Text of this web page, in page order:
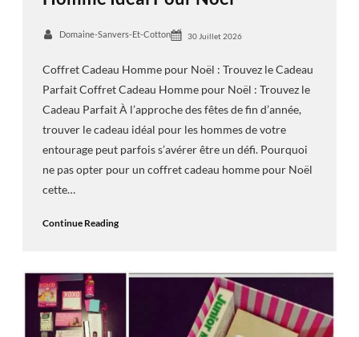
Domaine-Sanvers-Et-Cotton 30 Juillet 2026
Coffret Cadeau Homme pour Noël : Trouvez le Cadeau
Parfait Coffret Cadeau Homme pour Noël : Trouvez le
Cadeau Parfait À l’approche des fêtes de fin d’année,
trouver le cadeau idéal pour les hommes de votre
entourage peut parfois s’avérer être un défi. Pourquoi
ne pas opter pour un coffret cadeau homme pour Noël
cette…
Continue Reading